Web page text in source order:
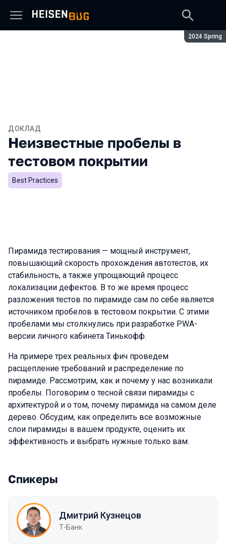
Сезон:
2024 Spring
ДОКЛАД
Неизвестные пробелы в
тестовом покрытии
Best Practices
Пирамида тестирования — мощный инструмент,
повышающий скорость прохождения автотестов, их
стабильность, а также упрощающий процесс
локализации дефектов. В то же время процесс
разложения тестов по пирамиде сам по себе является
источником пробелов в тестовом покрытии. С этими
пробелами мы столкнулись при разработке PWA-
версии личного кабинета Тинькофф.
На примере трех реальных фич проведем
расщепление требований и распределение по
пирамиде. Рассмотрим, как и почему у нас возникали
пробелы. Поговорим о тесной связи пирамиды с
архитектурой и о том, почему пирамида на самом деле
дерево. Обсудим, как определить все возможные
слои пирамиды в вашем продукте, оценить их
эффективность и выбрать нужные только вам.
Спикеры
Дмитрий Кузнецов
Т-Банк